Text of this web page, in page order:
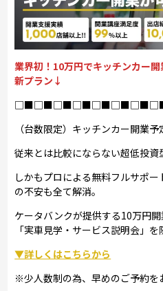
業界初！10万円でキッチンカー
新プラン↓
（台数限定）キッチンカー開業予
従来とは比較にならない超低投資
しかもプロによる無料フルサポ
の不安も全て解消。
ケータバンクが提供する10万円
「実車見学・サービス説明会」を
▼詳しくはこちらから
※少人数制の為、早めのご予約を